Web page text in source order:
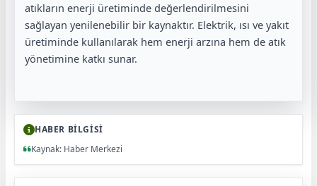
atıkların enerji üretiminde değerlendirilmesini
sağlayan yenilenebilir bir kaynaktır. Elektrik, ısı ve yakıt
üretiminde kullanılarak hem enerji arzına hem de atık
yönetimine katkı sunar.
HABER BİLGİSİ
Kaynak: Haber Merkezi